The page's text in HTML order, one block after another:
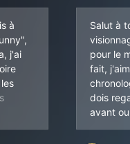
à
j'ai
t : je n'ai été intéressée
Salut à
pour le
fait,
dois
avant